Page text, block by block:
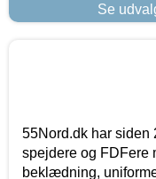
Se
55Nord.dk har siden
spejdere og FDFere
beklædning,